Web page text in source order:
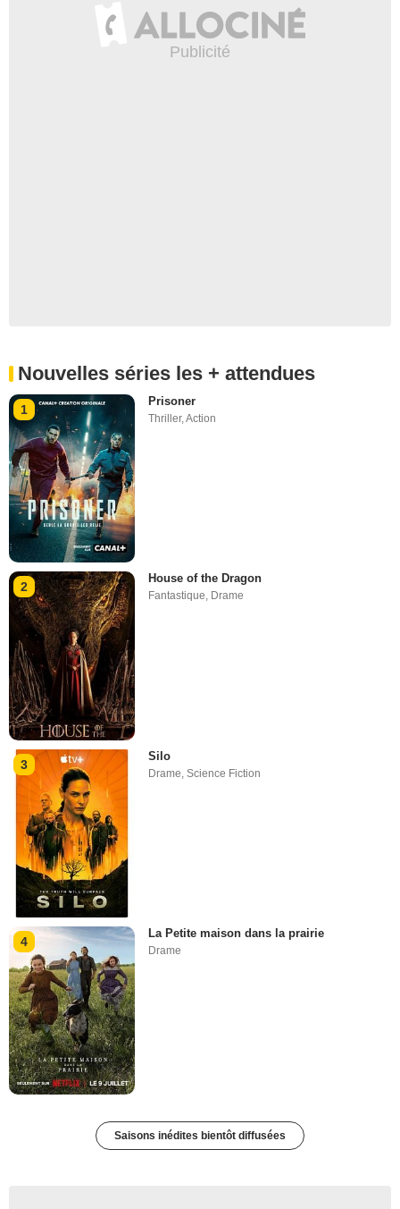
Nouvelles séries les + attendues
1
Prisoner
Thriller,Action
2
House of the Dragon
Fantastique, Drame
3
Silo
Drame ,Science Fiction
4
La Petite maison dans la prairie
Drame
Saisons inédites bientôt diffusées